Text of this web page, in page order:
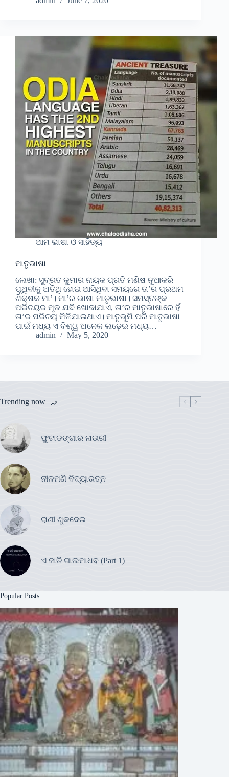
ଆମ ଭାଷା ଓ ସାହିତ୍ୟ
ମାତୃଭାଷା
ଲେଖା: ସୁବ୍ରତ କୁମାର ନାୟକ ପ୍ରତି ମଣିଷ ନୂଆକରି
ପୃଥିବୀକୁ ଅତିଥି ହୋଇ ଆସିଥିବା ସମୟରେ ତା’ର ପ୍ରଥମ
ଶିକ୍ଷକ ମା’। ମା’ର ଭାଷା ମାତୃଭାଷା। ସମସ୍ତଙ୍କ
ପରିଚୟର ମୂଳ ଯଦି ଖୋଜାଯାଏ, ତା’ର ମାତୃଭାଷାରେ ହିଁ
ତା’ର ପରିଚୟ ମିଳିଯାଇଥାଏ। ମାତୃଭୂମି ପରି ମାତୃଭାଷା
ପାଇଁ ମଧ୍ୟ ଏ ବିଶ୍ୱ ଅନେକ ଲଢ଼େଇ ମଧ୍ୟ…
admin
May 5, 2020
Trending now
ଫୁଟାଡଙ୍ଗାର ନାଉରୀ
ନୀଳମଣି ବିଦ୍ୟାରତ୍ନ
ରାଣୀ ଶୁକଦେଇ
ଏ ଜାତି ଗାଲମାଧବ (Part 1)
Popular Posts